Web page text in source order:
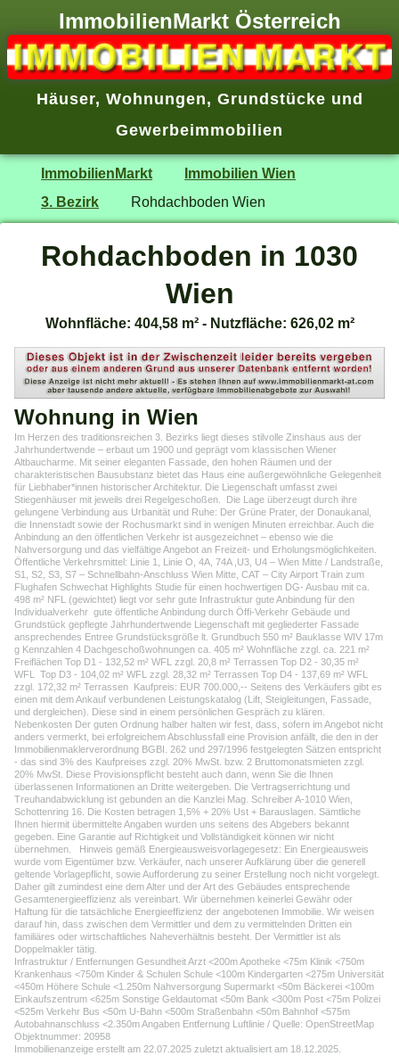
ImmobilienMarkt Österreich
Häuser, Wohnungen, Grundstücke und
Gewerbeimmobilien
ImmobilienMarkt
Immobilien Wien
3. Bezirk
Rohdachboden Wien
Rohdachboden in 1030
Wien
Wohnfläche: 404,58 m² - Nutzfläche: 626,02 m²
Wohnung in Wien
Im Herzen des traditionsreichen 3. Bezirks liegt dieses stilvolle Zinshaus aus der
Jahrhundertwende – erbaut um 1900 und geprägt vom klassischen Wiener
Altbaucharme. Mit seiner eleganten Fassade, den hohen Räumen und der
charakteristischen Bausubstanz bietet das Haus eine außergewöhnliche Gelegenheit
für Liebhaber*innen historischer Architektur. Die Liegenschaft umfasst zwei
Stiegenhäuser mit jeweils drei Regelgeschoßen. Die Lage überzeugt durch ihre
gelungene Verbindung aus Urbanität und Ruhe: Der Grüne Prater, der Donaukanal,
die Innenstadt sowie der Rochusmarkt sind in wenigen Minuten erreichbar. Auch die
Anbindung an den öffentlichen Verkehr ist ausgezeichnet – ebenso wie die
Nahversorgung und das vielfältige Angebot an Freizeit- und Erholungsmöglichkeiten.
Öffentliche Verkehrsmittel: Linie 1, Linie O, 4A, 74A ,U3, U4 – Wien Mitte / Landstraße,
S1, S2, S3, S7 – Schnellbahn-Anschluss Wien Mitte, CAT – City Airport Train zum
Flughafen Schwechat Highlights Studie für einen hochwertigen DG- Ausbau mit ca.
498 m² NFL (gewichtet) liegt vor sehr gute Infrastruktur gute Anbindung für den
Individualverkehr gute öffentliche Anbindung durch Öffi-Verkehr Gebäude und
Grundstück gepflegte Jahrhundertwende Liegenschaft mit gegliederter Fassade
ansprechendes Entree Grundstücksgröße lt. Grundbuch 550 m² Bauklasse WIV 17m
g Kennzahlen 4 Dachgeschoßwohnungen ca. 405 m² Wohnfläche zzgl. ca. 221 m²
Freiflächen Top D1 - 132,52 m² WFL zzgl. 20,8 m² Terrassen Top D2 - 30,35 m²
WFL Top D3 - 104,02 m² WFL zzgl. 28,32 m² Terrassen Top D4 - 137,69 m² WFL
zzgl. 172,32 m² Terrassen Kaufpreis: EUR 700.000,-- Seitens des Verkäufers gibt es
einen mit dem Ankauf verbundenen Leistungskatalog (Lift, Steigleitungen, Fassade,
und dergleichen). Diese sind in einem persönlichen Gespräch zu klären.
Nebenkosten Der guten Ordnung halber halten wir fest, dass, sofern im Angebot nicht
anders vermerkt, bei erfolgreichem Abschlussfall eine Provision anfällt, die den in der
Immobilienmaklerverordnung BGBI. 262 und 297/1996 festgelegten Sätzen entspricht
- das sind 3% des Kaufpreises zzgl. 20% MwSt. bzw. 2 Bruttomonatsmieten zzgl.
20% MwSt. Diese Provisionspflicht besteht auch dann, wenn Sie die Ihnen
überlassenen Informationen an Dritte weitergeben. Die Vertragserrichtung und
Treuhandabwicklung ist gebunden an die Kanzlei Mag. Schreiber A-1010 Wien,
Schottenring 16. Die Kosten betragen 1,5% + 20% Ust + Barauslagen. Sämtliche
Ihnen hiermit übermittelte Angaben wurden uns seitens des Abgebers bekannt
gegeben. Eine Garantie auf Richtigkeit und Vollständigkeit können wir nicht
übernehmen. Hinweis gemäß Energieausweisvorlagegesetz: Ein Energieausweis
wurde vom Eigentümer bzw. Verkäufer, nach unserer Aufklärung über die generell
geltende Vorlagepflicht, sowie Aufforderung zu seiner Erstellung noch nicht vorgelegt.
Daher gilt zumindest eine dem Alter und der Art des Gebäudes entsprechende
Gesamtenergieeffizienz als vereinbart. Wir übernehmen keinerlei Gewähr oder
Haftung für die tatsächliche Energieeffizienz der angebotenen Immobilie. Wir weisen
darauf hin, dass zwischen dem Vermittler und dem zu vermittelnden Dritten ein
familiäres oder wirtschaftliches Naheverhältnis besteht. Der Vermittler ist als
Doppelmakler tätig.
Infrastruktur / Entfernungen Gesundheit Arzt <200m Apotheke <75m Klinik <750m
Krankenhaus <750m Kinder & Schulen Schule <100m Kindergarten <275m Universität
<450m Höhere Schule <1.250m Nahversorgung Supermarkt <50m Bäckerei <100m
Einkaufszentrum <625m Sonstige Geldautomat <50m Bank <300m Post <75m Polizei
<525m Verkehr Bus <50m U-Bahn <500m Straßenbahn <50m Bahnhof <575m
Autobahnanschluss <2.350m Angaben Entfernung Luftlinie / Quelle: OpenStreetMap
Objektnummer: 20958
Immobilienanzeige erstellt am 22.07.2025 zuletzt aktualisiert am 18.12.2025.